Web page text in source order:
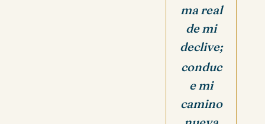
ma real
de mi
declive;
conduc
e mi
camino